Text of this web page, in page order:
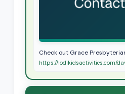
Check out Grace
https://lodikidsactivities.com/